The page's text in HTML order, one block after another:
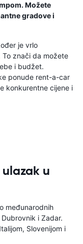
Možete
gradove i
je vrlo
znači da možete
i budžet.
ponude rent-a-car
konkurentne cijene i
u
međunarodnih
i Zadar.
Slovenijom i